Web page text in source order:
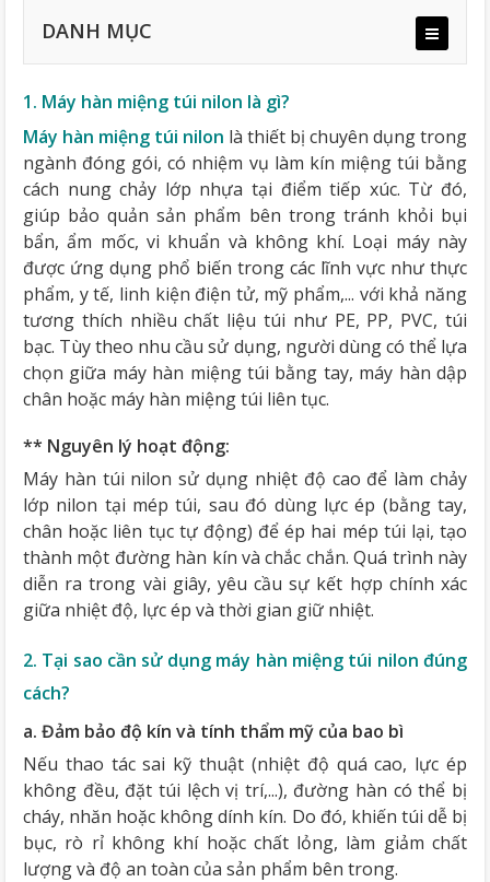
DANH MỤC
a. Đảm bảo độ kín và tính thẩm mỹ của bao bì
b. Kéo dài tuổi thọ máy
c. Tối ưu hiệu suất và giảm hao hụt
d. Đảm bảo an toàn cho người vận hành
e. Đáp ứng tiêu chuẩn chất lượng
Bước 1: Chuẩn bị túi và sản phẩm
Bước 2: Điều chỉnh nhiệt độ và thời gian hàn
Bước 3: Thao tác đúng chuẩn kỹ thuật
Bước 5: Vệ sinh định kỳ
1. Máy hàn miệng túi nilon là gì?
Máy hàn miệng túi nilon là thiết bị chuyên dụng trong
ngành đóng gói, có nhiệm vụ làm kín miệng túi bằng
cách nung chảy lớp nhựa tại điểm tiếp xúc. Từ đó,
giúp bảo quản sản phẩm bên trong tránh khỏi bụi
bẩn, ẩm mốc, vi khuẩn và không khí. Loại máy này
được ứng dụng phổ biến trong các lĩnh vực như thực
phẩm, y tế, linh kiện điện tử, mỹ phẩm,... với khả năng
tương thích nhiều chất liệu túi như PE, PP, PVC, túi
bạc. Tùy theo nhu cầu sử dụng, người dùng có thể lựa
chọn giữa máy hàn miệng túi bằng tay, máy hàn dập
chân hoặc máy hàn miệng túi liên tục.
** Nguyên lý hoạt động:
Máy hàn túi nilon sử dụng nhiệt độ cao để làm chảy
lớp nilon tại mép túi, sau đó dùng lực ép (bằng tay,
chân hoặc liên tục tự động) để ép hai mép túi lại, tạo
thành một đường hàn kín và chắc chắn. Quá trình này
diễn ra trong vài giây, yêu cầu sự kết hợp chính xác
giữa nhiệt độ, lực ép và thời gian giữ nhiệt.
2. Tại sao cần sử dụng máy hàn miệng túi nilon đúng
cách?
a. Đảm bảo độ kín và tính thẩm mỹ của bao bì
Nếu thao tác sai kỹ thuật (nhiệt độ quá cao, lực ép
không đều, đặt túi lệch vị trí,...), đường hàn có thể bị
cháy, nhăn hoặc không dính kín. Do đó, khiến túi dễ bị
bục, rò rỉ không khí hoặc chất lỏng, làm giảm chất
lượng và độ an toàn của sản phẩm bên trong.